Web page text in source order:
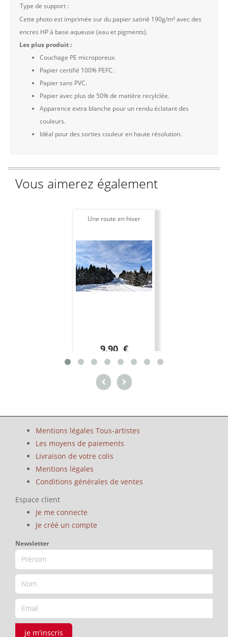
Type de support :
Cette photo est imprimée sur du papier satiné 190g/m² avec des
encres HP à base aqueuse (eau et pigments).
Les plus produit :
Couchage PE microporeux.
Papier certifié 100% PEFC.
Papier sans PVC.
Papier avec plus de 50% de matière recylclée.
Apparence extra blanche pour un rendu éclatant des
couleurs.
Idéal pour des sorties couleur en haute résolution.
Vous aimerez également
Une route en hiver
9.90 €
Mentions légales Tous-artistes
Les moyens de paiements
Livraison de votre colis
Mentions légales
Conditions générales de ventes
Espace client
Je me connecte
Je créé un compte
Newsletter
je m'inscris